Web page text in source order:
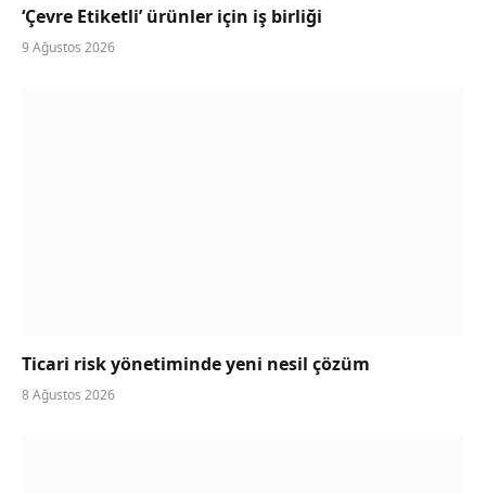
‘Çevre Etiketli’ ürünler için iş birliği
9 Ağustos 2026
Ticari risk yönetiminde yeni nesil çözüm
8 Ağustos 2026